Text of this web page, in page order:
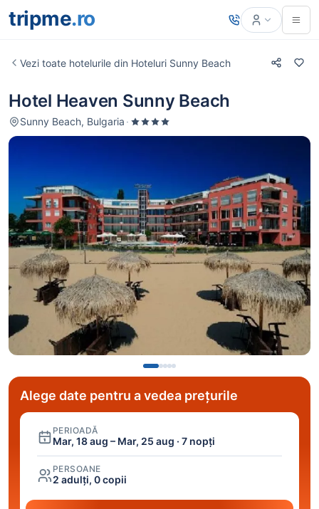
tripme.ro
Alege date pentru a vedea prețurile
PERIOADĂ
Mar, 18 aug – Mar, 25 aug · 7 nopți
PERSOANE
2 adulți, 0 copii
Vezi toate hotelurile din Hoteluri Sunny Beach
Hotel Heaven Sunny Beach
Sunny Beach, Bulgaria ·